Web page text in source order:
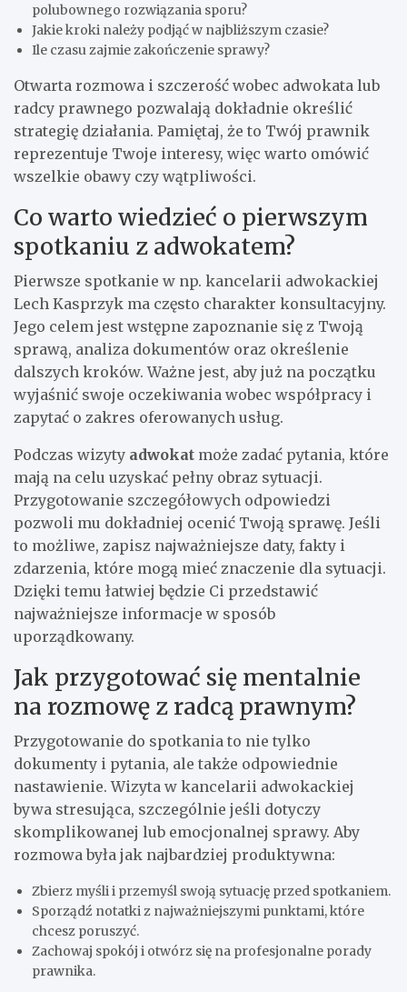
polubownego rozwiązania sporu?
Jakie kroki należy podjąć w najbliższym czasie?
Ile czasu zajmie zakończenie sprawy?
Otwarta rozmowa i szczerość wobec adwokata lub
radcy prawnego pozwalają dokładnie określić
strategię działania. Pamiętaj, że to Twój prawnik
reprezentuje Twoje interesy, więc warto omówić
wszelkie obawy czy wątpliwości.
Co warto wiedzieć o pierwszym
spotkaniu z adwokatem?
Pierwsze spotkanie w np. kancelarii adwokackiej
Lech Kasprzyk ma często charakter konsultacyjny.
Jego celem jest wstępne zapoznanie się z Twoją
sprawą, analiza dokumentów oraz określenie
dalszych kroków. Ważne jest, aby już na początku
wyjaśnić swoje oczekiwania wobec współpracy i
zapytać o zakres oferowanych usług.
Podczas wizyty adwokat może zadać pytania, które
mają na celu uzyskać pełny obraz sytuacji.
Przygotowanie szczegółowych odpowiedzi
pozwoli mu dokładniej ocenić Twoją sprawę. Jeśli
to możliwe, zapisz najważniejsze daty, fakty i
zdarzenia, które mogą mieć znaczenie dla sytuacji.
Dzięki temu łatwiej będzie Ci przedstawić
najważniejsze informacje w sposób
uporządkowany.
Jak przygotować się mentalnie
na rozmowę z radcą prawnym?
Przygotowanie do spotkania to nie tylko
dokumenty i pytania, ale także odpowiednie
nastawienie. Wizyta w kancelarii adwokackiej
bywa stresująca, szczególnie jeśli dotyczy
skomplikowanej lub emocjonalnej sprawy. Aby
rozmowa była jak najbardziej produktywna:
Zbierz myśli i przemyśl swoją sytuację przed spotkaniem.
Sporządź notatki z najważniejszymi punktami, które
chcesz poruszyć.
Zachowaj spokój i otwórz się na profesjonalne porady
prawnika.